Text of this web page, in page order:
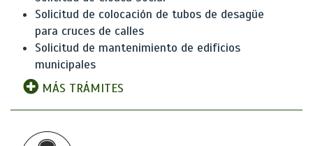
Solicitud de colocación de tubos de desagüe
para cruces de calles
Solicitud de mantenimiento de edificios
municipales
MÁS TRÁMITES